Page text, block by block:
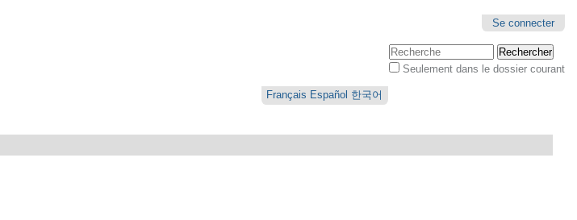
Se connecter
Chercher par
Seulement dans le dossier courant
Français Español 한국어